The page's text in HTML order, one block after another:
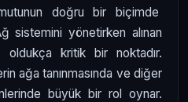
doğru bir biçimde
sistemini yönetirken alınan
oldukça kritik bir noktadır.
ağa tanınmasında ve diğer
büyük bir rol oynar.